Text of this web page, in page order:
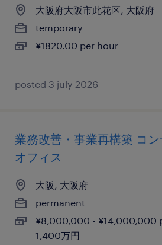
大阪府大阪市此花区, 大阪府
temporary
¥1820.00 per hour
posted 3 july 2026
業務改善・事業再構築 コ
オフィス
大阪, 大阪府
permanent
¥8,000,000 - ¥14,000,000
1,400万円